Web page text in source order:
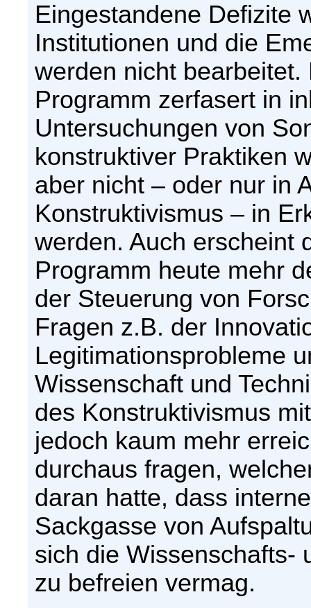
Eingestandene Defizite
Institutionen und die
werden nicht
Programm zerfasert in
Untersuchungen von
konstruktiver Praktiken
aber nicht – oder nur in
Konstruktivismus – in
werden. Auch erscheint
Programm heute mehr
der Steuerung von
Fragen z.B. der
Legitimationsprobleme
Wissenschaft und
des Konstruktivismus
jedoch kaum mehr
durchaus fragen,
daran hatte, dass
Sackgasse von
sich die Wissenschafts-
zu befreien vermag.